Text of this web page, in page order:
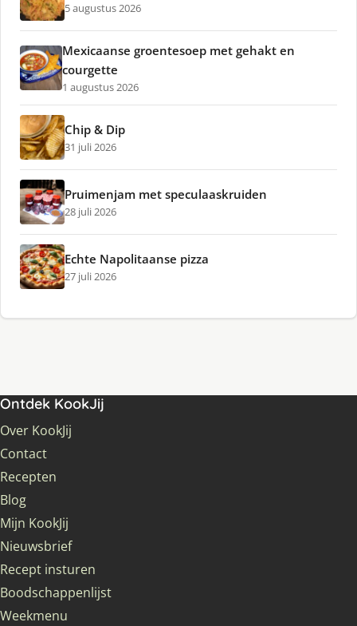
5 augustus 2026
Mexicaanse groentesoep met gehakt en
courgette
1 augustus 2026
Chip & Dip
31 juli 2026
Pruimenjam met speculaaskruiden
28 juli 2026
Echte Napolitaanse pizza
27 juli 2026
Ontdek KookJij
Over KookJij
Contact
Recepten
Blog
Mijn KookJij
Nieuwsbrief
Recept insturen
Boodschappenlijst
Weekmenu